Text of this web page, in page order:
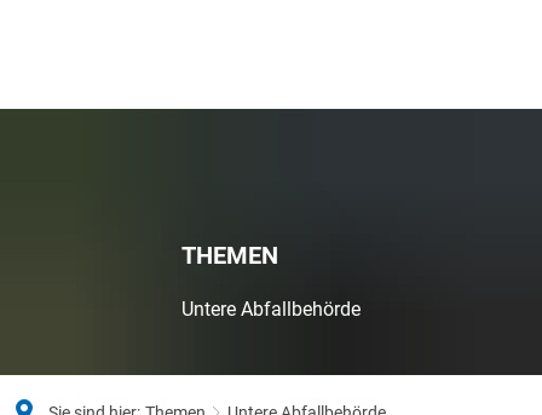
THEMEN
Untere Abfallbehörde